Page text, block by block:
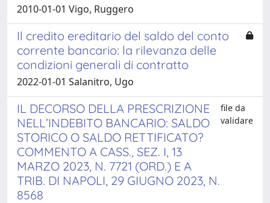
2010-01-01 Vigo, Ruggero
Il credito ereditario del saldo del conto
corrente bancario: la rilevanza delle
condizioni generali di contratto
2022-01-01 Salanitro, Ugo
IL DECORSO DELLA PRESCRIZIONE
NELL’INDEBITO BANCARIO: SALDO
STORICO O SALDO RETTIFICATO?
COMMENTO A CASS., SEZ. I, 13
MARZO 2023, N. 7721 (ORD.) E A
TRIB. DI NAPOLI, 29 GIUGNO 2023, N.
8568
file da
validare